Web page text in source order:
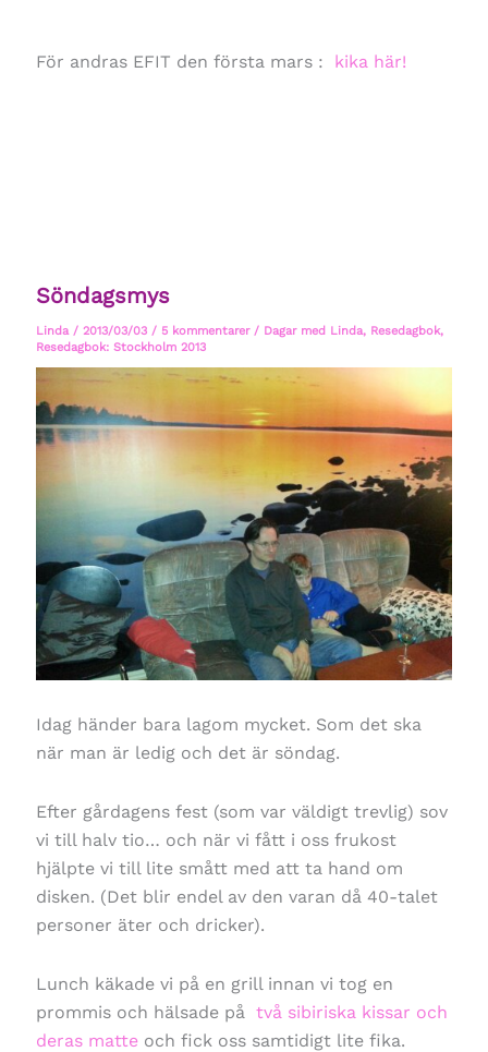
För andras EFIT den första mars : kika här!
Söndagsmys
Linda / 2013/03/03 / 5 kommentarer / Dagar med Linda, Resedagbok,
Resedagbok: Stockholm 2013
Idag händer bara lagom mycket. Som det ska
när man är ledig och det är söndag.
Efter gårdagens fest (som var väldigt trevlig) sov
vi till halv tio… och när vi fått i oss frukost
hjälpte vi till lite smått med att ta hand om
disken. (Det blir endel av den varan då 40-talet
personer äter och dricker).
Lunch käkade vi på en grill innan vi tog en
prommis och hälsade på två sibiriska kissar och
deras matteoch fick oss samtidigt lite fika.